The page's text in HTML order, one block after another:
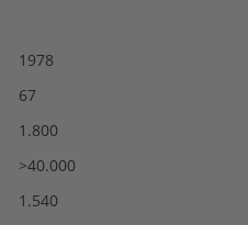
1978
67
1.800
>40.000
1.540